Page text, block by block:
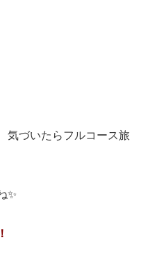
気づいたらフルコース旅
✨